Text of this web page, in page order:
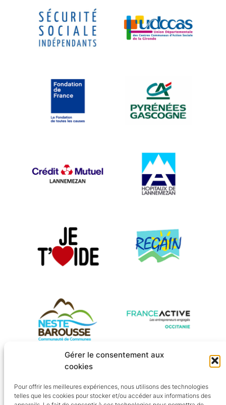
Gérer le consentement aux
cookies
Pour offrir les meilleures expériences, nous utilisons des technologies
telles que les cookies pour stocker et/ou accéder aux informations des
Trait d'Union Aidants Aidés SUD